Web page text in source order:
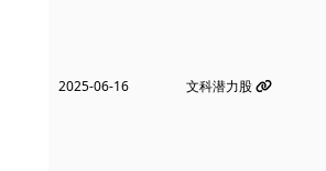
2025-06-16 文科潜力股